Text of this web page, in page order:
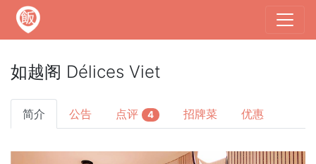
如越阁 Délices Viet
简介 公告 点评 4 招牌菜 优惠